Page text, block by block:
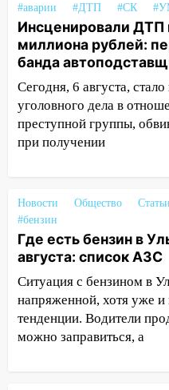
14:23
67%
передумать
повысят зарплату
более 4,6
судом предстанет
автоподставщиков
В Инзе
мужчины, которого
обвиняли в
животными
12:28
Миллион на
Ульяновской
провернул
проездными
#аварии
#ДТП #СК
Инсценировали ДТП
миллиона рублей:
банда
Сегодня, 6 августа,
уголовного дела в
преступной группы,
при получении
Новости Общество
Статьи
#бензин
Где есть бензин в
августа: список АЗС
Ситуация с бензином в
напряженной, хотя уже
тенденции. Водители
можно заправиться, а